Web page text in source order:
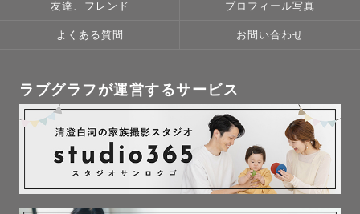
友達、フレンド プロフィール写真
よくある質問 お問い合わせ
ラブグラフが運営するサービス